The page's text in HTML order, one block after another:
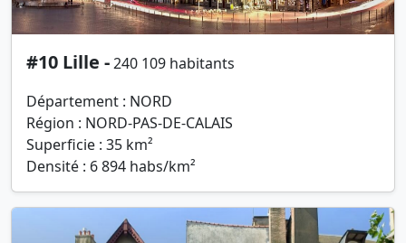
#10 Lille -240 109 habitants
Département : NORD
Région : NORD-PAS-DE-CALAIS
Superficie : 35 km²
Densité : 6 894 habs/km²